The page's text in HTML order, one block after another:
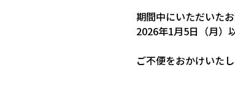
期間中にいただいた
2026年1月5日（月）
ご不便をおかけいた